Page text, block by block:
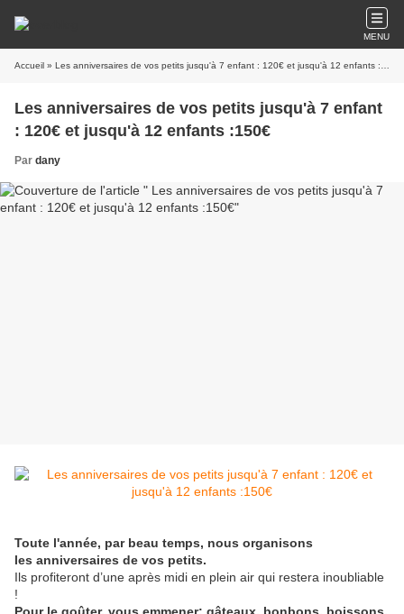
MENU
Accueil » Les anniversaires de vos petits jusqu'à 7 enfant : 120€ et jusqu'à 12 enfants :150€
Les anniversaires de vos petits jusqu'à 7 enfant
: 120€ et jusqu'à 12 enfants :150€
Par dany
Toute l'année, par beau temps, nous organisons
les anniversaires de vos petits.
Ils profiteront d’une après midi en plein air qui restera inoubliable
!